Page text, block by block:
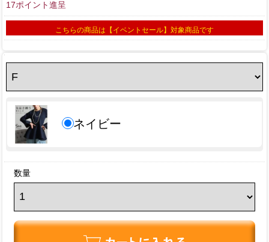
17ポイント進呈
こちらの商品は【イベントセール】対象商品です
ネイビー
数量